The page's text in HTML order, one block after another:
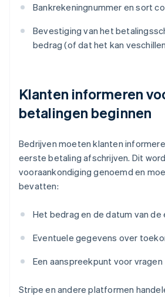
Bankrekeningnummer en sort
Bevestiging van het
bedrag (of dat het kan
Klanten informeren
betalingen beginnen
Bedrijven moeten klanten
eerste betaling afschrijven. Dit
vooraankondiging genoemd en
bevatten:
Het bedrag en de datum van
Eventuele gegevens over
Een aanspreekpunt voor vragen
Stripe en andere platformen